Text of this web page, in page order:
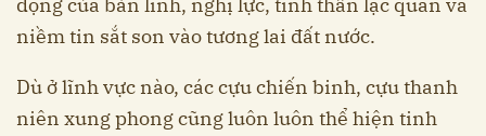
niềm tin sắt son vào tương lai đất nước.
Dù ở lĩnh vực nào, các cựu chiến binh, cựu thanh
niên xung phong cũng luôn luôn thể hiện tinh